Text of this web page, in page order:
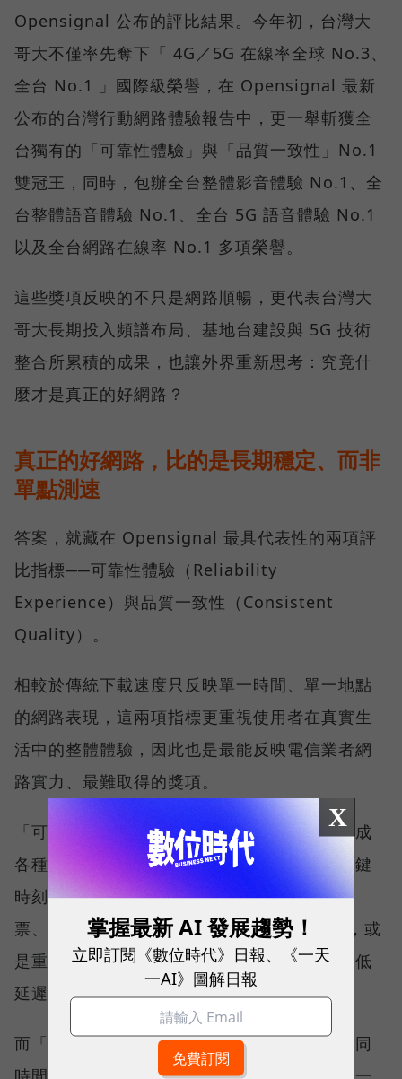
Opensignal 公布的評比結果。今年初，台灣大
哥大不僅率先奪下「 4G／5G 在線率全球 No.3、
全台 No.1 」國際級榮譽，在 Opensignal 最新
公布的台灣行動網路體驗報告中，更一舉斬獲全
台獨有的「可靠性體驗」與「品質一致性」No.1
雙冠王，同時，包辦全台整體影音體驗 No.1、全
台整體語音體驗 No.1、全台 5G 語音體驗 No.1
以及全台網路在線率 No.1 多項榮譽。
這些獎項反映的不只是網路順暢，更代表台灣大
哥大長期投入頻譜布局、基地台建設與 5G 技術
整合所累積的成果，也讓外界重新思考：究竟什
麼才是真正的好網路？
真正的好網路，比的是長期穩定、而非
單點測速
答案，就藏在 Opensignal 最具代表性的兩項評
比指標──可靠性體驗（Reliability
Experience）與品質一致性（Consistent
Quality）。
相較於傳統下載速度只反映單一時間、單一地點
的網路表現，這兩項指標更重視使用者在真實生
活中的整體體驗，因此也是最能反映電信業者網
路實力、最難取得的獎項。
「可靠性體驗」衡量的是使用者是否能順利完成
各種數位應用，因此，考驗的是網路服務在關鍵
時刻不中斷的能力。例如，搶購熱門演唱會門
票、秒殺限量商品、超商結帳掃描 QR Code，或
是重要的線上會議，都需要網路能即時回應、低
延遲且持續運作。
而「品質一致性」則是衡量電信業者可否在不同
X
掌握最新 AI 發展趨勢！
立即訂閱《數位時代》日報、《一天
一AI》圖解日報